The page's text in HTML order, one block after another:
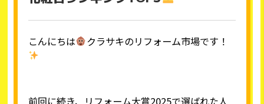
こんにちは クラサキのリフォーム市場です！
前回に続き、リフォーム大賞2025で選ばれた人